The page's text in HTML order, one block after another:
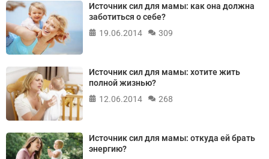
Источник сил для мамы: как она должна
заботиться о себе?
19.06.2014
309
Источник сил для мамы: хотите жить
полной жизнью?
12.06.2014
268
Источник сил для мамы: откуда ей брать
энергию?